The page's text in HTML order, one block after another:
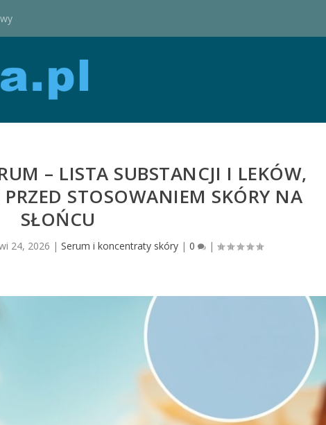
– LISTA SUBSTANCJI I LEKÓW,
STOSOWANIEM SKÓRY NA
SŁOŃCU
24, 2026 | Serum i koncentraty skóry| 0 |